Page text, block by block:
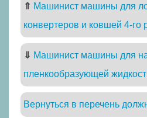
⇑ Машинист машины для
конвертеров и ковшей 4-го
⇓ Машинист машины для
пленкообразующей
Вернуться в перечень